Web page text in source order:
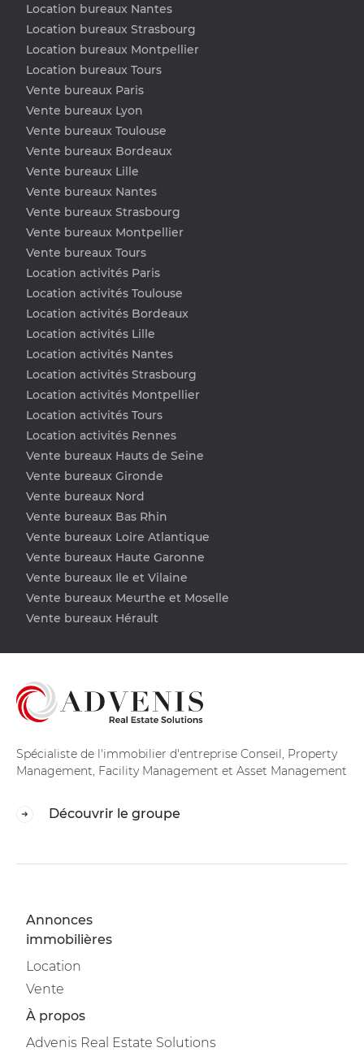
Location bureaux Nantes
Location bureaux Strasbourg
Location bureaux Montpellier
Location bureaux Tours
Vente bureaux Paris
Vente bureaux Lyon
Vente bureaux Toulouse
Vente bureaux Bordeaux
Vente bureaux Lille
Vente bureaux Nantes
Vente bureaux Strasbourg
Vente bureaux Montpellier
Vente bureaux Tours
Location activités Paris
Location activités Toulouse
Location activités Bordeaux
Location activités Lille
Location activités Nantes
Location activités Strasbourg
Location activités Montpellier
Location activités Tours
Location activités Rennes
Vente bureaux Hauts de Seine
Vente bureaux Gironde
Vente bureaux Nord
Vente bureaux Bas Rhin
Vente bureaux Loire Atlantique
Vente bureaux Haute Garonne
Vente bureaux Ile et Vilaine
Vente bureaux Meurthe et Moselle
Vente bureaux Hérault
Spécialiste de l'immobilier d'entreprise Conseil, Property
Management, Facility Management et Asset Management
Découvrir le groupe
Annonces
immobilières
Location
Vente
À propos
Advenis Real Estate Solutions